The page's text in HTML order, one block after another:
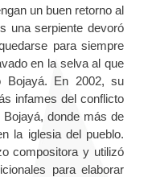
un buen retorno al
una serpiente devoró
para siempre
en la selva al que
En 2002, su
infames del conflicto
donde más de
la iglesia del pueblo.
compositora y utilizó
para elaborar